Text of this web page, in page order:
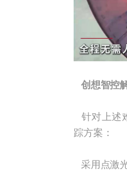
创想智控
针对上述
踪方案：
采用点激